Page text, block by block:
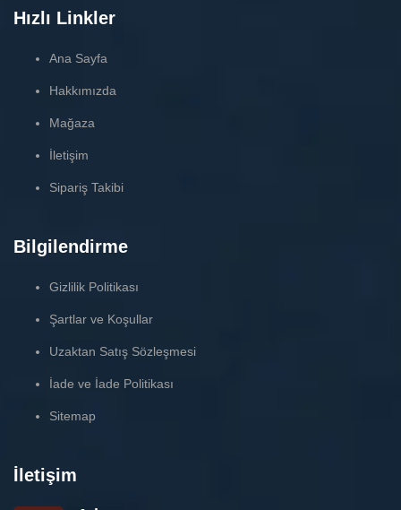
Hızlı Linkler
Ana Sayfa
Hakkımızda
Mağaza
İletişim
Sipariş Takibi
Bilgilendirme
Gizlilik Politikası
Şartlar ve Koşullar
Uzaktan Satış Sözleşmesi
İade ve İade Politikası
Sitemap
İletişim